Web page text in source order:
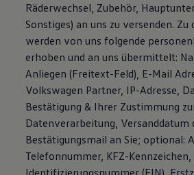
Räderwechsel, Zubehör,
Sonstiges) an uns zu versenden. Zu
werden von uns folgende
erhoben und an uns übermittelt:
Anliegen (Freitext-Feld), E-Mail
Volkswagen Partner, IP-Adresse,
Bestätigung & Ihrer Zustimmung
Datenverarbeitung, Versanddatum
Bestätigungsmail an Sie; optional:
Telefonnummer, KFZ-Kennzeichen,
Identifizierungsnummer (FIN),